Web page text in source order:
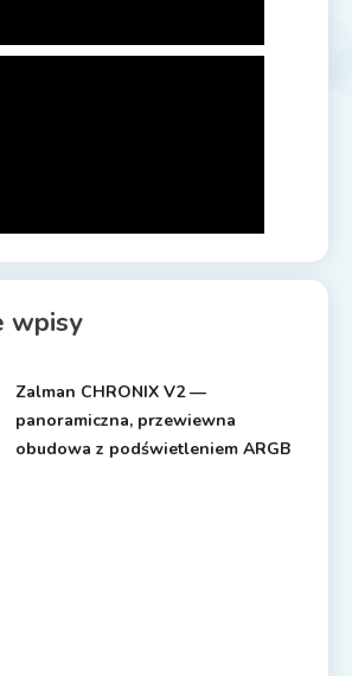
wpisy
Zalman CHRONIX V2 —
panoramiczna, przewiewna
obudowa z podświetleniem ARGB